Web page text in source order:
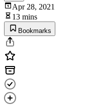
Apr 28, 2021
13 mins
Bookmarks